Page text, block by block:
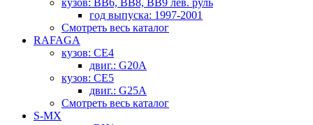
кузов: BB6, BB8, BB9 лев. руль
год выпуска: 1997-2001
Смотреть весь каталог
RAFAGA
кузов: CE4
двиг.: G20A
кузов: CE5
двиг.: G25A
Смотреть весь каталог
S-MX